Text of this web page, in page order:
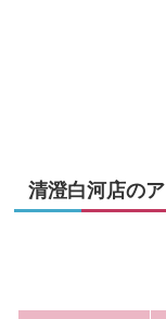
清澄白河店の